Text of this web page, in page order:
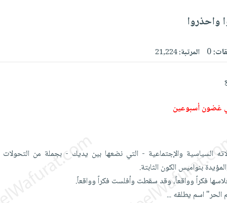
واحذروا
0 المرتبة:21,224
غضون أسبوعين
السياسية والإجتماعية - التي نضعها بين يديك - بجملة من التحولات
بنواميس الكون الثابتة.
فكراً وواقعاً، وقد سقطت وأفلست فكراً وواقعاً.
الحر" اسم يطلقه...